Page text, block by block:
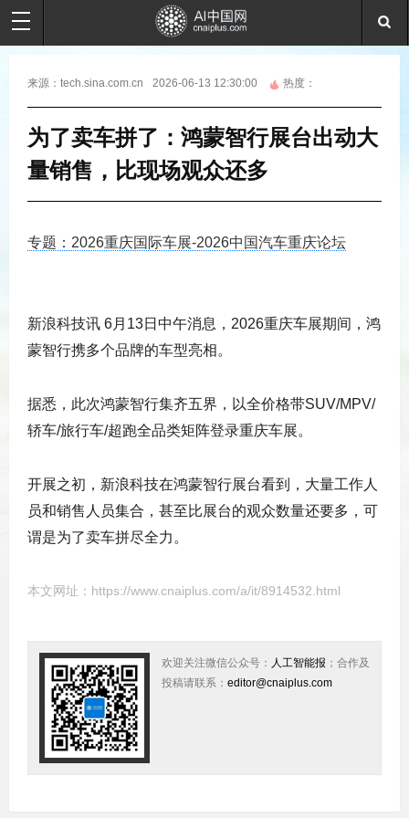
来源： tech.sina.com.cn 2026-06-13 12:30:00 热度：
为了卖车拼了：鸿蒙智行展台出动大
量销售，比现场观众还多
专题：2026重庆国际车展-2026中国汽车重庆论坛
新浪科技讯 6月13日中午消息，2026重庆车展期间，鸿
蒙智行携多个品牌的车型亮相。
据悉，此次鸿蒙智行集齐五界，以全价格带SUV/MPV/
轿车/旅行车/超跑全品类矩阵登录重庆车展。
开展之初，新浪科技在鸿蒙智行展台看到，大量工作人
员和销售人员集合，甚至比展台的观众数量还要多，可
谓是为了卖车拼尽全力。
本文网址： https://www.cnaiplus.com/a/it/8914532.html
欢迎关注微信公众号： 人工智能报 ；合作及
投稿请联系： editor@cnaiplus.com